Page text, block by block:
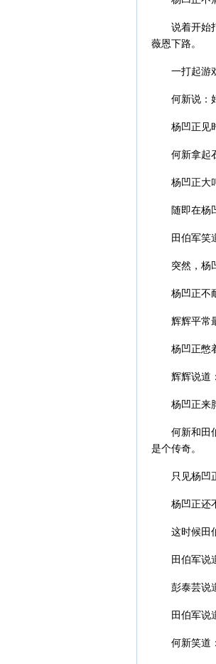
说着开始
薇恩下路。
一打起游
何新说：
杨凹正见
何新拿起
杨凹正大
随即在杨
田伯军笑
突然，杨
杨凹正不
辉辉平常
杨凹正憋
辉辉说道
杨凹正来
何新和田
是个传奇。
只见杨凹
杨凹正还
这时候田
田伯军说
彭泰芸说
田伯军说
何新笑道